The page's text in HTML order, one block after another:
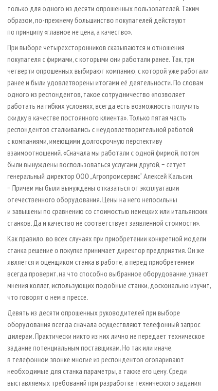
только для одного из десяти опрошенных пользователей. Таким
образом, по-прежнему большинство покупателей действуют
по принципу «главное не цена, а качество».
При выборе четырехсторонников сказываются и отношения
покупателя с фирмами, с которыми они работали ранее. Так, три
четверти опрошенных выбирают компанию, с которой уже работали
ранее и были удовлетворены итогами её деятельности. По словам
одного из респондентов, такое сотрудничество «позволяет
работать на гибких условиях, всегда есть возможность получить
скидку в качестве постоянного клиента». Только пятая часть
респондентов сталкивались с неудовлетворительной работой
с компаниями, имеющими долгосрочную перспективу
взаимоотношений. «Сначала мы работали с одной фирмой, потом
были вынуждены воспользоваться услугами другой, − сетует
генеральный директор ООО „Агропромсервис“ Алексей Кальсин.
− Причем мы были вынуждены отказаться от эксплуатации
отечественного оборудования. Цены на него непосильны
и завышены по сравнению со стоимостью немецких или итальянских
станков. Да и качество не соответствует заявленной стоимости».
Как правило, во всех случаях при приобретении конкретной модели
станка решение о покупке принимает директор предприятия. Он же
является и оценщиком станка в работе, а перед приобретением
всегда проверит, на что способно выбранное оборудование, узнает
мнения коллег, использующих подобные станки, досконально изучит,
что говорят о нем в прессе.
Девять из десяти опрошенных руководителей при выборе
оборудования всегда сначала осуществляют телефонный запрос
дилерам. Практически никто из них лично не передает техническое
задание потенциальным поставщикам. Но так или иначе,
в телефонном звонке многие из респондентов оговаривают
необходимые для станка параметры, а также его цену. Среди
выставляемых требований при разработке технического задания